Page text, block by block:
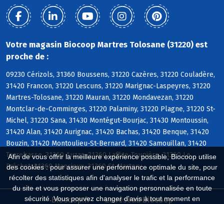
Afin de vous offrir la meilleure expérience possible, Biocoop utilise
des cookies : pour assurer une performance optimale du site, pour
récolter des statistiques afin d'analyser le trafic et la performance
du site et vous proposer une navigation personnalisée en toute
sécurité. Vous pouvez changer d'avis à tout moment en
Votre magasin Biocoop Martres Tolosane (31220) est
proche de :
09230 Cérizols, 31360 Boussens, 31220 Cazères, 31220 Couladère,
31420 Francon, 31220 Lescuns, 31220 Marignac-Laspeyres, 31220
Martres-Tolosane, 31220 Mauran, 31220 Mondavezan, 31220
Montclar-de-Comminges, 31220 Palaminy, 31220 Plagne, 31220 St-
Michel, 31220 Sana, 31430 Montégut-Bourjac, 31430 Montoussin,
31420 Alan, 31420 Aurignac, 31420 Bachas, 31420 Benque, 31420
Bouzin, 31420 Montoulieu-St-Bernard, 31420 Samouillan, 31420
Terrebasse, 31360 Auzas, 31360 Laffite-Toupière, 31360 Le
Fréchet, 31360 Mancioux, 31360 St-Martory
Biocoop.fr Le réseau Biocoop